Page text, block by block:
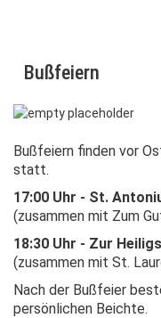
Bußfeiern
Bußfeiern finden vor
statt.
17:00 Uhr - St.
(zusammen mit Zum
18:30 Uhr - Zur
(zusammen mit St.
Nach der Bußfeier
persönlichen Beichte.